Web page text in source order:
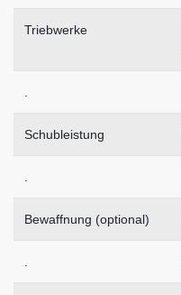
Triebwerke
Schubleistung
Bewaffnung (optional)